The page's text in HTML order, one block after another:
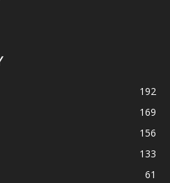
192
169
156
133
61